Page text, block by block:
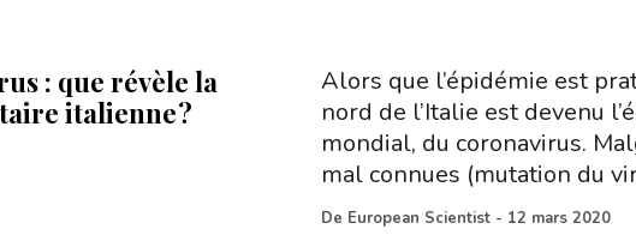
: que révèle la
italienne ?
Alors que l’épidémie est
nord de l’Italie est devenu
mondial, du coronavirus.
mal connues (mutation du
De European Scientist - 12 mars 2020